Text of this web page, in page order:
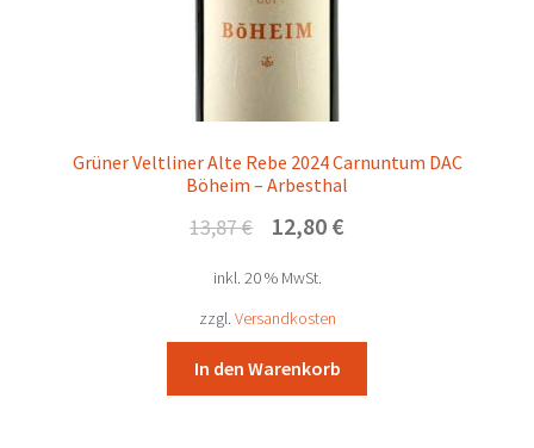
Grüner Veltliner Alte Rebe 2024 Carnuntum DAC
Böheim – Arbesthal
13,87€
Ursprünglicher
war:
13,87 €
12,80 €Aktueller
inkl. 20 % MwSt.
zzgl. Versandkosten
In den Warenkorb